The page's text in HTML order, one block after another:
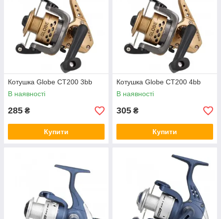
Котушка Globe CT200 3bb
В наявності
285 ₴
Купити
Котушка Globe CT200 4bb
В наявності
305 ₴
Купити